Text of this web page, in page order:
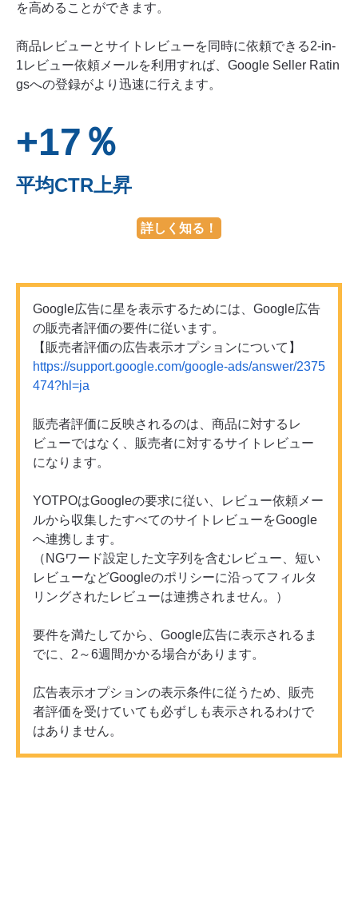
を高めることができます。
商品レビューとサイトレビューを同時に依頼できる2-in-
1レビュー依頼メールを利用すれば、Google Seller Ratin
gsへの登録がより迅速に行えます。
+17％
平均CTR上昇
詳しく知る！
Google広告に星を表示するためには、Google広告
の販売者評価の要件に従います。
【販売者評価の広告表示オプションについて】
https://support.google.com/google-ads/answer/2375
474?hl=ja
販売者評価に反映されるのは、商品に対するレ
ビューではなく、販売者に対するサイトレビュー
になります。
YOTPOはGoogleの要求に従い、レビュー依頼メー
ルから収集したすべてのサイトレビューをGoogle
へ連携します。
（NGワード設定した文字列を含むレビュー、短い
レビューなどGoogleのポリシーに沿ってフィルタ
リングされたレビューは連携されません。）
要件を満たしてから、Google広告に表示されるま
でに、2～6週間かかる場合があります。
広告表示オプションの表示条件に従うため、販売
者評価を受けていても必ずしも表示されるわけで
はありません。